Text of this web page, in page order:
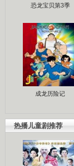
恐龙宝贝第3季
成龙历险记
热播儿童剧推荐